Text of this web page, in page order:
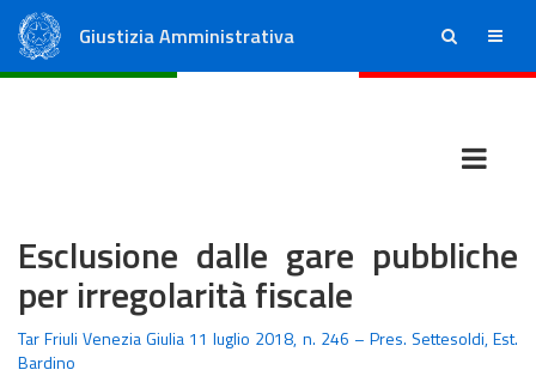
Giustizia Amministrativa ricerca menu
Esclusione dalle gare pubbliche
per irregolarità fiscale
Tar Friuli Venezia Giulia 11 luglio 2018, n. 246 – Pres. Settesoldi, Est.
Bardino